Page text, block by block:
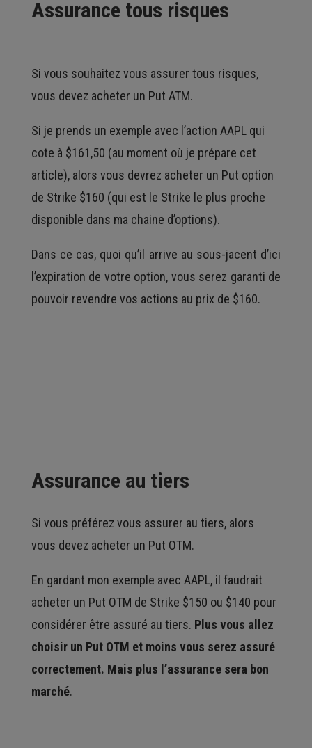
Assurance tous risques
Si vous souhaitez vous assurer tous risques,
vous devez acheter un Put ATM.
Si je prends un exemple avec l’action AAPL qui
cote à $161,50 (au moment où je prépare cet
article), alors vous devrez acheter un Put option
de Strike $160 (qui est le Strike le plus proche
disponible dans ma chaine d’options).
Dans ce cas, quoi qu’il arrive au sous-jacent d’ici
l’expiration de votre option, vous serez garanti de
pouvoir revendre vos actions au prix de $160.
Assurance au tiers
Si vous préférez vous assurer au tiers, alors
vous devez acheter un Put OTM.
En gardant mon exemple avec AAPL, il faudrait
acheter un Put OTM de Strike $150 ou $140 pour
considérer être assuré au tiers. Plus vous allez
choisir un Put OTM et moins vous serez assuré
correctement. Mais plus l’assurance sera bon
marché.